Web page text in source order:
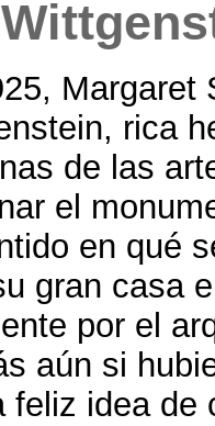
Margaret
, rica
de las
el
en qué
gran casa
por el
aún si
feliz idea de